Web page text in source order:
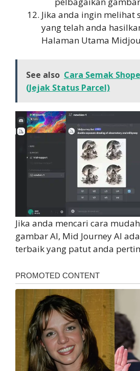
Jika anda ingin melihat
yang telah anda
Halaman Utama
See also Cara Semak
(Jejak Status Parcel)
Jika anda mencari cara
gambar AI, Mid Journey AI
terbaik yang patut anda